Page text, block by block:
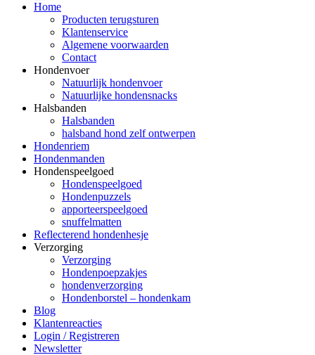
Home
Producten terugsturen
Klantenservice
Algemene voorwaarden
Contact
Hondenvoer
Natuurlijk hondenvoer
Natuurlijke hondensnacks
Halsbanden
Halsbanden
halsband hond zelf ontwerpen
Hondenriem
Hondenmanden
Hondenspeelgoed
Hondenspeelgoed
Hondenpuzzels
apporteerspeelgoed
snuffelmatten
Reflecterend hondenhesje
Verzorging
Verzorging
Hondenpoepzakjes
hondenverzorging
Hondenborstel – hondenkam
Blog
Klantenreacties
Login / Registreren
Newsletter